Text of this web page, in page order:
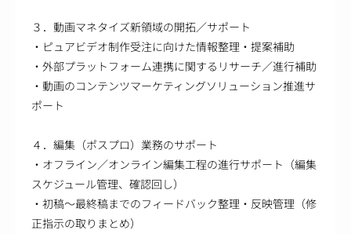
３．動画マネタイズ新領域の開拓／サポート
・ピュアビデオ制作受注に向けた情報整理・提案補助
・外部プラットフォーム連携に関するリサーチ／進行補助
・動画のコンテンツマーケティングソリューション推進サ
ポート
４．編集（ポスプロ）業務のサポート
・オフライン／オンライン編集工程の進行サポート（編集
スケジュール管理、確認回し）
・初稿～最終稿までのフィードバック整理・反映管理（修
正指示の取りまとめ）